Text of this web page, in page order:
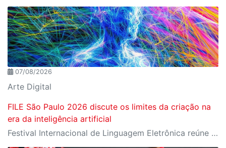
07/08/2026
Arte Digital
FILE São Paulo 2026 discute os limites da criação na
era da inteligência artificial
Festival Internacional de Linguagem Eletrônica reúne cerca de 150 obras de artistas de diversos países e convida o público a refletir sobre as novas relações entre arte, tecnologia e inteligência artificial